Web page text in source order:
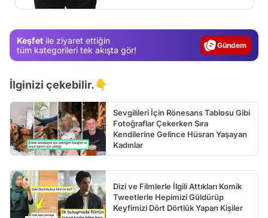
Keşfet ile ziyaret ettiğin
tüm kategorileri tek akışta gör!
Video
Gündem
Test
İlginizi çekebilir.👇
Sevgilileri İçin Rönesans Tablosu Gibi
Fotoğraflar Çekerken Sıra
Kendilerine Gelince Hüsran Yaşayan
Kadınlar
Dizi ve Filmlerle İlgili Attıkları Komik
Tweetlerle Hepimizi Güldürüp
Keyfimizi Dört Dörtlük Yapan Kişiler